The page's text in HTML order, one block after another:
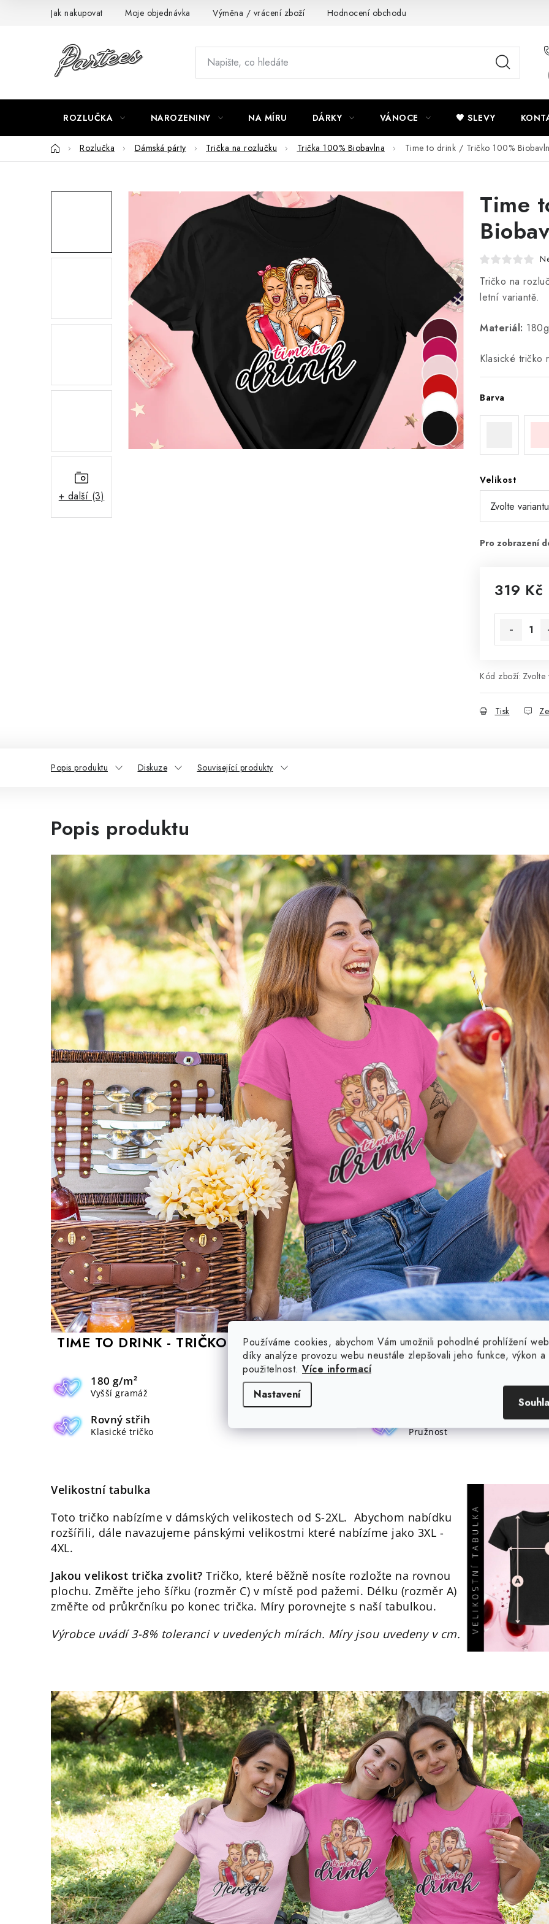
Používáme cookies, abychom Vám umožnili pohodlné prohlížení
díky analýze provozu webu neustále zlepšovali jeho funkce, výkon a
použitelnost. Více informací
Nastavení
Jak nakupovat Moje objednávka Výměna / vrácení zboží Hodnocení obchodu
ROZLUČKA NAROZENINY NA MÍRU DÁRKY VÁNOCE 🖤 SLEVY
DomůRozlučka Dámská párty Trička na rozlučku Trička 100% Biobavlna Time to drink / Tričko 100%
+ další (3)
Time
Tričko na
letní variantě.
Materiál:
Klasické
Barva
Velikost
319 Kč
Kód zboží: Zvolte
Tisk
Popis produktu Diskuze Související produkty
Popis produktu
TIME TO DRINK - TRIČKO PRO TÝM NEVĚSTY
180 g/m²
Vyšší gramáž
Rovný střih
Klasické tričko
Tričko není pružné
Pružnost
Velikostní tabulka
Toto tričko nabízíme v dámských velikostech od S-2XL. Abychom nabídku
rozšířili, dále navazujeme pánskými velikostmi které nabízíme jako 3XL -
4XL.
Jakou velikost trička zvolit? Tričko, které běžně nosíte rozložte na rovnou
plochu. Změřte jeho šířku (rozměr C) v místě pod pažemi. Délku (rozměr A)
změřte od průkrčníku po konec trička. Míry porovnejte s naší tabulkou.
Výrobce uvádí 3-8% toleranci v uvedených mírách. Míry jsou uvedeny v cm.